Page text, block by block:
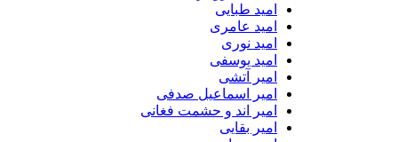
امید طبایی
امید عامری
امید نوری
امید یوسفی
امیر آتشی
امیر اسماعیل صدفی
امیر اند و حشمت فغانی
امیر بقایی